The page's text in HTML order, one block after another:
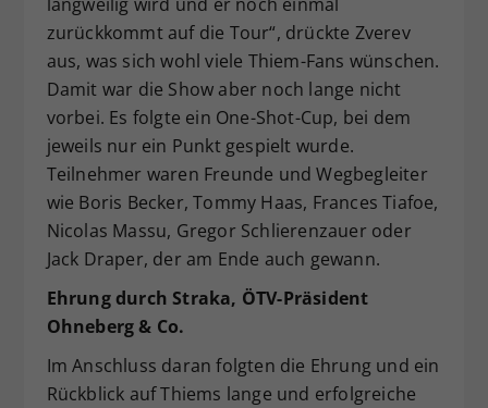
langweilig wird und er noch einmal
zurückkommt auf die Tour“, drückte Zverev
aus, was sich wohl viele Thiem-Fans wünschen.
Damit war die Show aber noch lange nicht
vorbei. Es folgte ein One-Shot-Cup, bei dem
jeweils nur ein Punkt gespielt wurde.
Teilnehmer waren Freunde und Wegbegleiter
wie Boris Becker, Tommy Haas, Frances Tiafoe,
Nicolas Massu, Gregor Schlierenzauer oder
Jack Draper, der am Ende auch gewann.
Ehrung durch Straka, ÖTV-Präsident
Ohneberg & Co.
Im Anschluss daran folgten die Ehrung und ein
Rückblick auf Thiems lange und erfolgreiche